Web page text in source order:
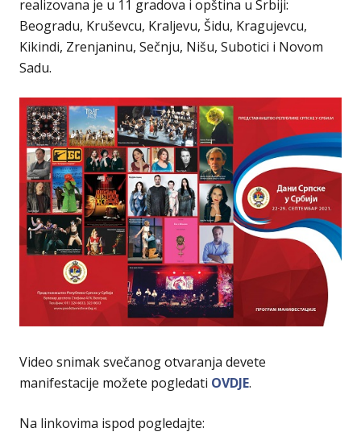
realizovana je u 11 gradova i opština u Srbiji:
Beogradu, Kruševcu, Kraljevu, Šidu, Kragujevcu,
Kikindi, Zrenjaninu, Sečnju, Nišu, Subotici i Novom
Sadu.
Video snimak svečanog otvaranja devete
manifestacije možete pogledati OVDJE.
Na linkovima ispod pogledajte: